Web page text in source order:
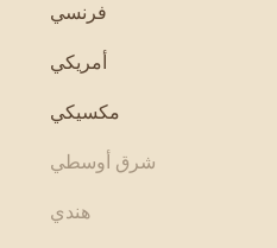
فرنسي
أمريكي
مكسيكي
شرق أوسطي
هندي